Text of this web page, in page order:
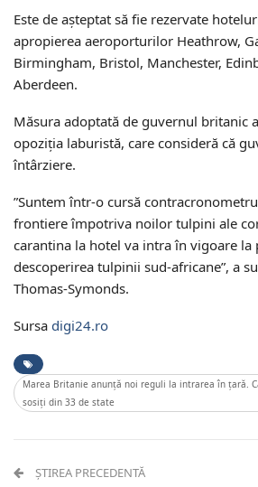
Este de aşteptat să fie rezervate
apropierea aeroporturilor Heathrow,
Birmingham, Bristol, Manchester,
Aberdeen.
Măsura adoptată de guvernul britanic
opoziţia laburistă, care consideră că
întârziere.
”Suntem într-o cursă
frontiere împotriva noilor tulpini ale
carantina la hotel va intra în vigoare la
descoperirea tulpinii sud-africane”, a
Thomas-Symonds.
Sursa digi24.ro
Marea Britanie anunță noi reguli la intrarea în țară.
sosiţi din 33 de state
ȘTIREA PRECEDENTĂ